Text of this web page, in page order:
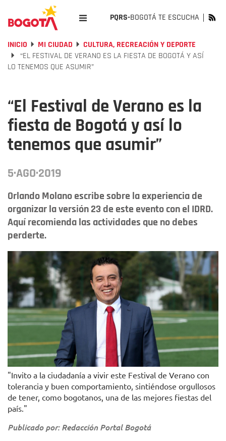
PQRS-BOGOTÁ TE ESCUCHA
INICIO MI CIUDAD
CULTURA, RECREACIÓN Y DEPORTE
“EL FESTIVAL DE VERANO ES LA FIESTA DE BOGOTÁ Y ASÍ
LO TENEMOS QUE ASUMIR”
“El Festival de Verano es la
fiesta de Bogotá y así lo
tenemos que asumir”
5·AGO·2019
Orlando Molano escribe sobre la experiencia de
organizar la versión 23 de este evento con el IDRD.
Aquí recomienda las actividades que no debes
perderte.
"Invito a la ciudadanía a vivir este Festival de Verano con
tolerancia y buen comportamiento, sintiéndose orgullosos
de tener, como bogotanos, una de las mejores fiestas del
país."
Publicado por: Redacción Portal Bogotá